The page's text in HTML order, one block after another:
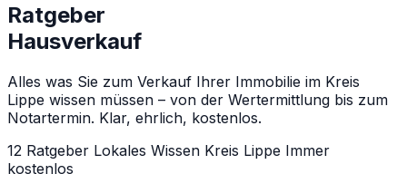
Ratgeber
Hausverkauf
Alles was Sie zum Verkauf Ihrer Immobilie im Kreis
Lippe wissen müssen – von der Wertermittlung bis zum
Notartermin. Klar, ehrlich, kostenlos.
12 Ratgeber Lokales Wissen Kreis Lippe Immer
kostenlos